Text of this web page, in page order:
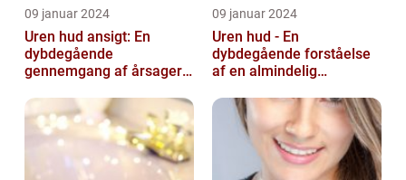
09 januar 2024
Uren hud ansigt: En
dybdegående
gennemgang af årsager
09 januar 2024
Uren hud - En
dybdegående forståelse
af en almindelig